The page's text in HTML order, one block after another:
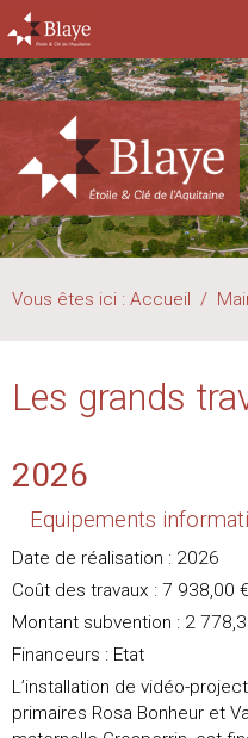
Vous êtes ici : Accueil /
Les grands
2026
Equipements
Date de réalisation : 2026
Coût des travaux : 7 938,00
Montant subvention : 2
Financeurs : Etat
L’installation de vidéo-
primaires Rosa Bonheur et